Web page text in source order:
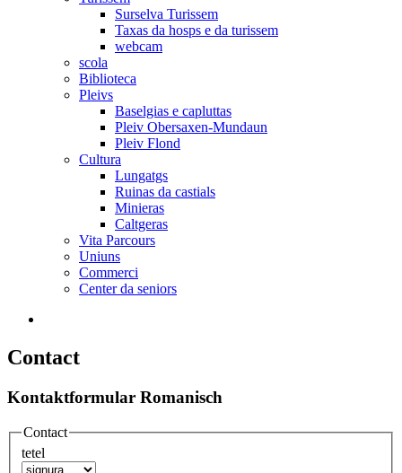
Surselva Turissem
Taxas da hosps e da turissem
webcam
scola
Biblioteca
Pleivs
Baselgias e capluttas
Pleiv Obersaxen-Mundaun
Pleiv Flond
Cultura
Lungatgs
Ruinas da castials
Minieras
Caltgeras
Vita Parcours
Uniuns
Commerci
Center da seniors
Contact
Kontaktformular Romanisch
Contact
tetel